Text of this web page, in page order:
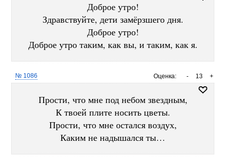
Доброе утро!
Здравствуйте, дети замёрзшего дня.
Доброе утро!
Доброе утро таким, как вы, и таким, как я.
Оценка: +
13
-
№ 1086
Прости, что мне под небом звездным,
К твоей плите носить цветы.
Прости, что мне остался воздух,
Каким не надышался ты…